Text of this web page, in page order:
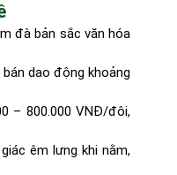
đà bản sắc văn hóa
dao động khoảng
– 800.000 VNĐ/đôi,
êm lưng khi nằm,